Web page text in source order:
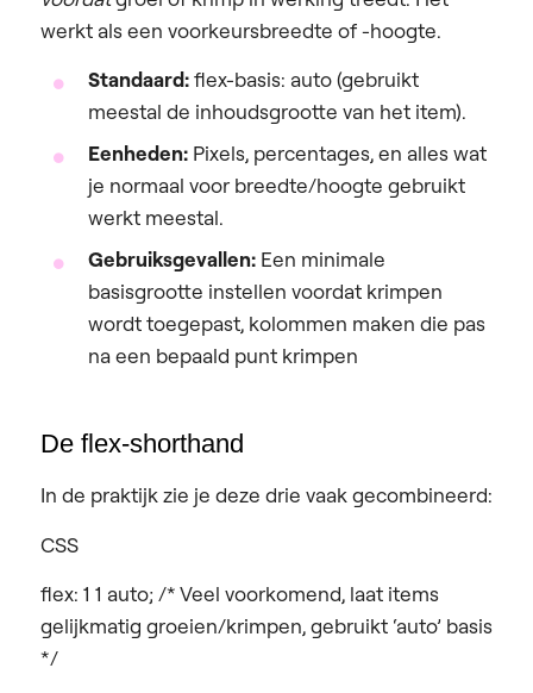
werkt als een voorkeursbreedte of -hoogte.
Standaard:flex-basis: auto (gebruikt
meestal de inhoudsgrootte van het item).
Eenheden: Pixels, percentages, en alles wat
je normaal voor breedte/hoogte gebruikt
werkt meestal.
Gebruiksgevallen: Een minimale
basisgrootte instellen voordat krimpen
wordt toegepast, kolommen maken die pas
na een bepaald punt krimpen
De flex-shorthand
In de praktijk zie je deze drie vaak gecombineerd:
CSS
flex: 1 1 auto; /* Veel voorkomend, laat items
gelijkmatig groeien/krimpen, gebruikt ‘auto’ basis
*/